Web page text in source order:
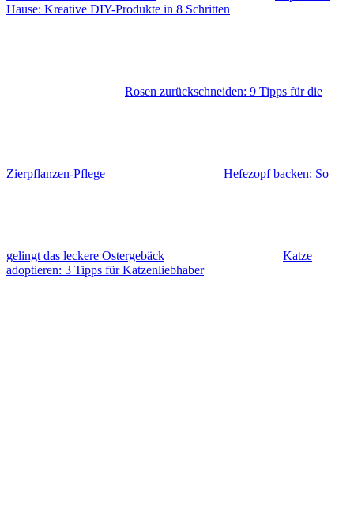
Hause: Kreative DIY-Produkte in 8 Schritten
Rosen zurückschneiden: 9 Tipps für die
Zierpflanzen-Pflege Hefezopf backen: So
gelingt das leckere Ostergebäck
Katze
adoptieren: 3 Tipps für Katzenliebhaber